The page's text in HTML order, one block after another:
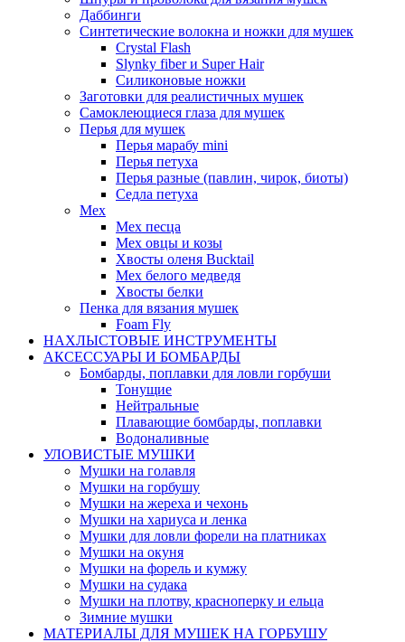
Даббинги
Синтетические волокна и ножки для мушек
Crystal Flash
Slynky fiber и Super Hair
Силиконовые ножки
Заготовки для реалистичных мушек
Самоклеющиеся глаза для мушек
Перья для мушек
Перья марабу mini
Перья петуха
Перья разные (павлин, чирок, биоты)
Седла петуха
Мех
Мех песца
Мех овцы и козы
Хвосты оленя Bucktail
Мех белого медведя
Хвосты белки
Пенка для вязания мушек
Foam Fly
НАХЛЫСТОВЫЕ ИНСТРУМЕНТЫ
АКCЕССУАРЫ И БОМБАРДЫ
Бомбарды, поплавки для ловли горбуши
Тонущие
Нейтральные
Плавающие бомбарды, поплавки
Водоналивные
УЛОВИСТЫЕ МУШКИ
Мушки на голавля
Мушки на горбушу
Мушки на жереха и чехонь
Мушки на хариуса и ленка
Мушки для ловли форели на платниках
Мушки на окуня
Мушки на форель и кумжу
Мушки на судака
Мушки на плотву, красноперку и ельца
Зимние мушки
МАТЕРИАЛЫ ДЛЯ МУШЕК НА ГОРБУШУ